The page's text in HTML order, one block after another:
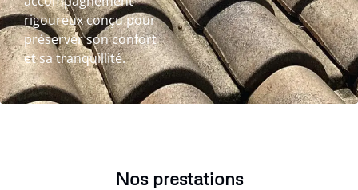
rigoureux conçu pour
préserver son confort
et sa tranquillité.
Nos prestations